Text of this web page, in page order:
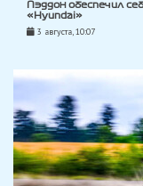
Пэддон обеспечил
«Hyundai»
3 августа, 10:07